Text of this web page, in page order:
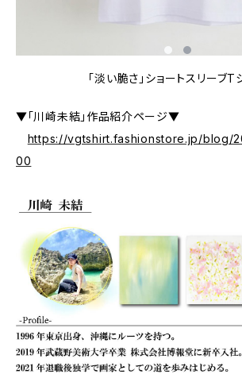
「淡い脆さ」ショートスリーブT
▼「川崎未結」作品紹介ページ▼
https://vgtshirt.fashionstore.jp/blog/
00